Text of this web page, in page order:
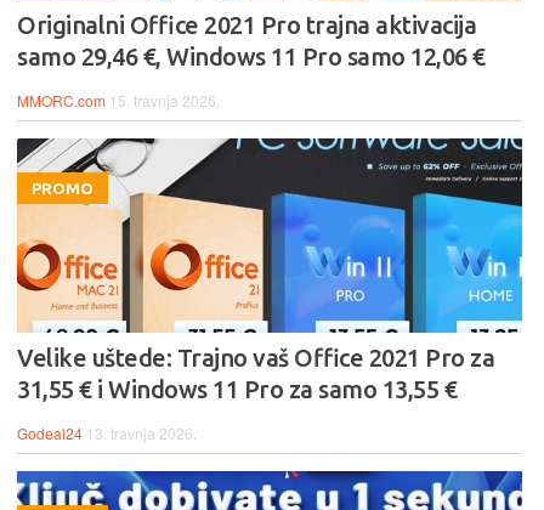
Originalni Office 2021 Pro trajna aktivacija
samo 29,46 €, Windows 11 Pro samo 12,06 €
MMORC.com 15. travnja 2026.
PROMO
Velike uštede: Trajno vaš Office 2021 Pro za
31,55 € i Windows 11 Pro za samo 13,55 €
Godeal24 13. travnja 2026.